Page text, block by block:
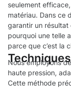
seulement
matériau. Dans ce
garantir un
pourquoi une telle
parce que c’est la
Nous employons
haute pression,
Cette méthode